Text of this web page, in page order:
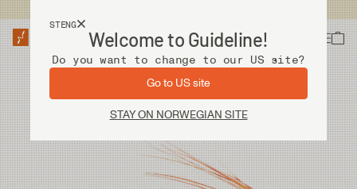
STENG
Welcome to Guideline!
Do you want to change to our US site?
Go to US site
STAY ON NORWEGIAN SITE